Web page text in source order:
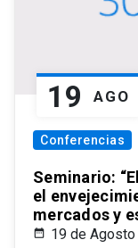
19 AGO
Conferencias
Seminario:
el
mercados y
19 de